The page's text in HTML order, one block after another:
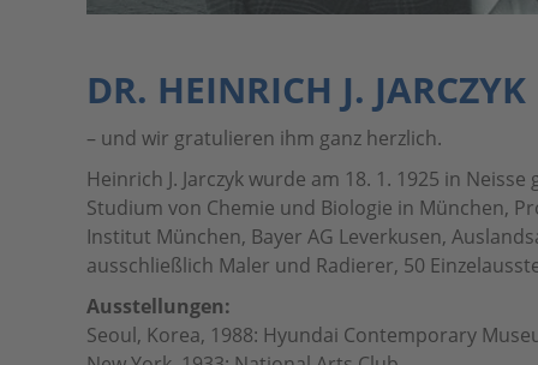
DR. HEINRICH J. JARCZYK
– und wir gratulieren ihm ganz herzlich.
Heinrich J. Jarczyk wurde am 18. 1. 1925 in
Studium von Chemie und Biologie in München,
Institut München, Bayer AG Leverkusen,
ausschließlich Maler und Radierer, 50
Ausstellungen:
Seoul, Korea, 1988: Hyundai Contemporary